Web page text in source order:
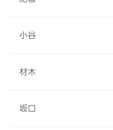
小谷
材木
坂口